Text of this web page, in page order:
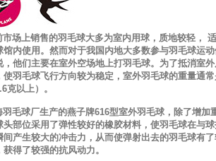
市场上销售的羽毛球大多为室内用球，质地较轻，
馆内使用。然而对于我国内地大多数参与羽毛球运
，他们主要在室外空场地上打羽毛球。为了抵消室
使羽毛球飞行方向较为稳定，室外羽毛球的重量通
克以上）。
毛球厂生产的燕子牌616型室外羽毛球，除了增加
头部位采用了弹性较好的橡胶材料，使羽毛球在与
间产生较大的冲击力，从而使弹射出去的羽毛球有
获得了较强的抗风动力。